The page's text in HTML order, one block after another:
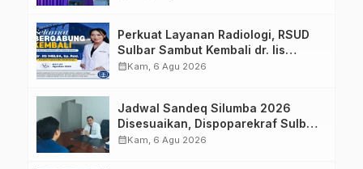
Perkuat Layanan Radiologi, RSUD
Sulbar Sambut Kembali dr. Iis
Imelda, Sp.Rad
calendar_monthKam, 6 Agu 2026
Jadwal Sandeq Silumba 2026
Disesuaikan, Dispoparekraf Sulbar
Pastikan Persiapan Tetap
calendar_monthKam, 6 Agu 2026